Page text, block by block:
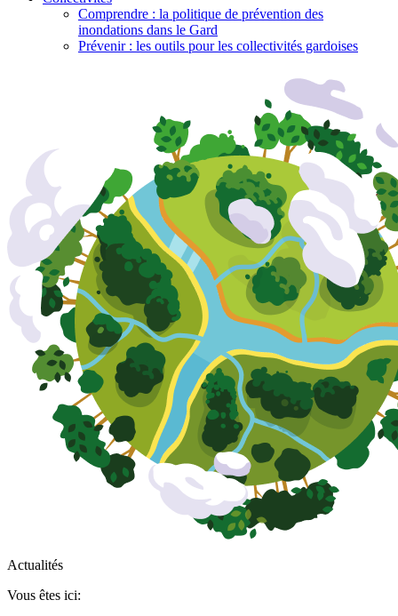
Comprendre : la politique de prévention des
inondations dans le Gard
Prévenir : les outils pour les collectivités gardoises
Actualités
Vous êtes ici: